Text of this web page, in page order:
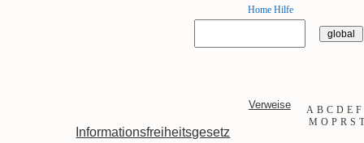
Home Hilfe
A B C D E F
M O P R S T
Informationsfreiheitsgesetz
Verweise